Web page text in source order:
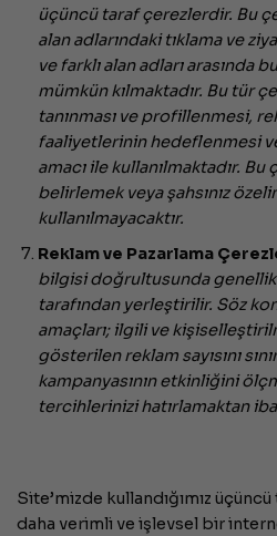
üçüncü taraf çerezlerdir. Bu
alan adlarındaki tıklama ve
ve farklı alan adları arasında
mümkün kılmaktadır. Bu tür
tanınması ve profillenmesi,
faaliyetlerinin hedeflenmesi
amacı ile kullanılmaktadır.
belirlemek veya şahsınız
kullanılmayacaktır.
Reklam ve Pazarlama
bilgisi doğrultusunda
tarafından yerleştirilir. Söz
amaçları; ilgili ve
gösterilen reklam sayısını
kampanyasının etkinliğini
tercihlerinizi hatırlamaktan
Site’mizde kullandığımız
daha verimli ve işlevsel bir